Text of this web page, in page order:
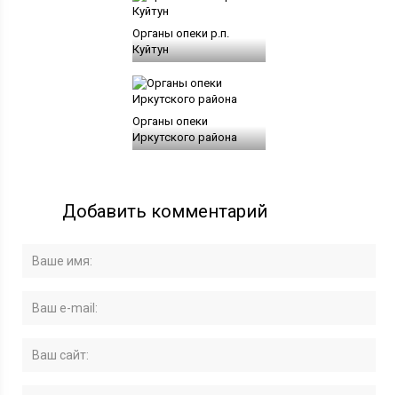
Органы опеки р.п.
Куйтун
Органы опеки
Иркутского района
Добавить комментарий